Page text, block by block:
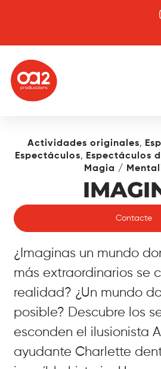
Actividades originales,
Espectáculos, Espectáculos
Magia /
Contacte
¿Imaginas un mundo
más extraordinarios se
realidad? ¿Un mundo
posible? Descubre los
esconden el ilusionista
ayudante Charlette